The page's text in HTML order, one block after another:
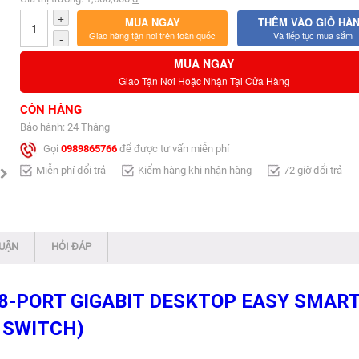
+
-
MUA NGAY
Giao hàng tận nơi trên toàn quốc
THÊM VÀO GIỎ
Và tiếp tục mua sắm
MUA NGAY
Giao Tận Nơi Hoặc Nhận Tại Cửa Hàng
CÒN HÀNG
Bảo hành: 24 Tháng
Gọi0989865766 để được tư vấn miễn phí
Miễn phí đổi trả
Kiểm hàng khi nhận hàng 72 giờ đổi trả
HỎI ĐÁP
GIGABIT DESKTOP EASY
SWITCH)